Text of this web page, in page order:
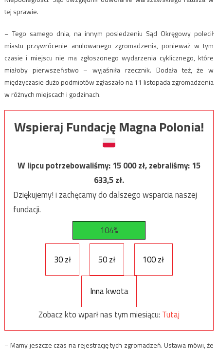
tej sprawie.
– Tego samego dnia, na innym posiedzeniu Sąd Okręgowy polecił
miastu przywrócenie anulowanego zgromadzenia, ponieważ w tym
czasie i miejscu nie ma zgłoszonego wydarzenia cyklicznego, które
miałoby pierwszeństwo – wyjaśniła rzecznik. Dodała też, że w
międzyczasie dużo podmiotów zgłaszało na 11 listopada zgromadzenia
w różnych miejscach i godzinach.
Wspieraj Fundację Magna Polonia!
W lipcu potrzebowaliśmy:15 000zł, zebraliśmy:15
633,5zł.
Dziękujemy! i zachęcamy do dalszego wsparcia naszej
fundacji.
104%
30 zł 50 zł 100 zł
Inna kwota
Zobacz kto wparł nas tym miesiącu: Tutaj
– Mamy jeszcze czas na rejestrację tych zgromadzeń. Ustawa mówi, że